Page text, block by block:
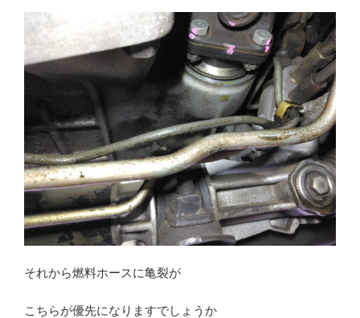
それから燃料ホースに亀裂が
こちらが優先になりますでしょうか